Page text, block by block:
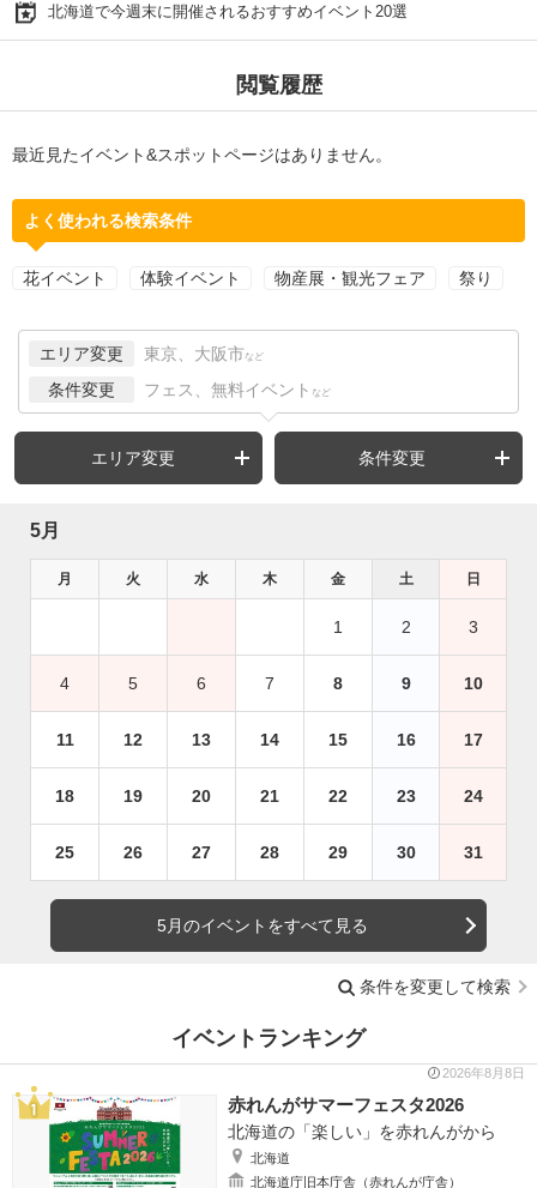
北海道で今週末に開催されるおすすめイベント20選
閲覧履歴
最近見たイベント&スポットページはありません。
よく使われる検索条件
花イベント 体験イベント 物産展・観光フェア 祭り
エリア変更 東京、大阪市 など
条件変更 フェス、無料イベント など
エリア変更 条件変更
5月
月 火 水 木 金 土 日
1 2 3
4 5 6 7 8 9 10
11 12 13 14 15 16 17
18 19 20 21 22 23 24
25 26 27 28 29 30 31
5月のイベントをすべて見る
条件を変更して検索
イベントランキング
2026年8月8日
赤れんがサマーフェスタ2026
北海道の「楽しい」を赤れんがから
北海道
北海道庁旧本庁舎（赤れんが庁舎）